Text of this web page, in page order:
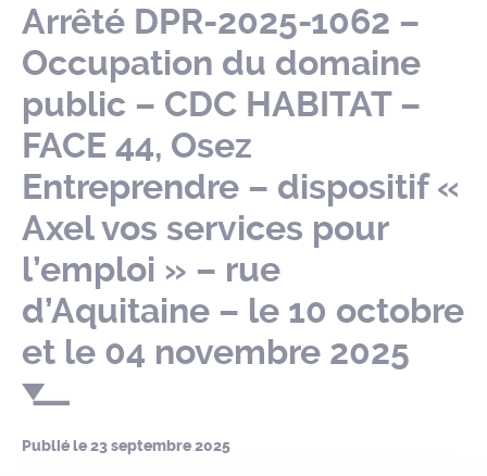
Arrêté DPR-2025-1062 –
Occupation du domaine
public – CDC HABITAT –
FACE 44, Osez
Entreprendre – dispositif «
Axel vos services pour
l’emploi » – rue
d’Aquitaine – le 10 octobre
et le 04 novembre 2025
Publié le23 septembre 2025